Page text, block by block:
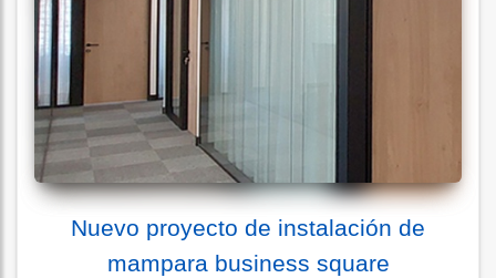
Nuevo proyecto de instalación de
mampara business square